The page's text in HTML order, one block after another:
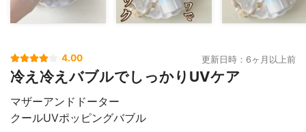
4.00 更新日時：6ヶ月以上前
冷え冷えバブルでしっかりUVケア
マザーアンドドーター
クールUVポッピングバブル